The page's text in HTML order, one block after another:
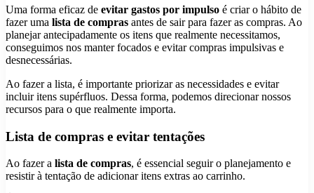
Uma forma eficaz de evitar gastos por impulso é criar o hábito de
fazer uma lista de compras antes de sair para fazer as compras. Ao
planejar antecipadamente os itens que realmente necessitamos,
conseguimos nos manter focados e evitar compras impulsivas e
desnecessárias.
Ao fazer a lista, é importante priorizar as necessidades e evitar
incluir itens supérfluos. Dessa forma, podemos direcionar nossos
recursos para o que realmente importa.
Lista de compras e evitar tentações
Ao fazer a lista de compras, é essencial seguir o planejamento e
resistir à tentação de adicionar itens extras ao carrinho.